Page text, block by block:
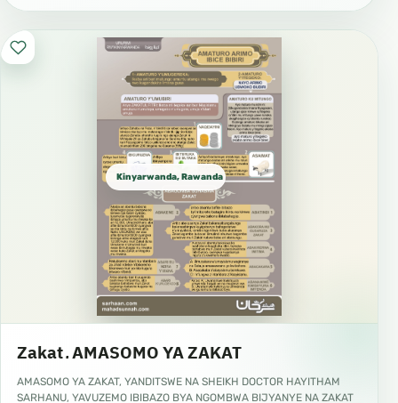
Kinyarwanda, Rawanda كينيارواندا
Zakat ـ AMASOMO YA ZAKAT
AMASOMO YA ZAKAT, YANDITSWE NA SHEIKH DOCTOR HAYITHAM
SARHANU, YAVUZEMO IBIBAZO BYA NGOMBWA BIJYANYE NA ZAKAT